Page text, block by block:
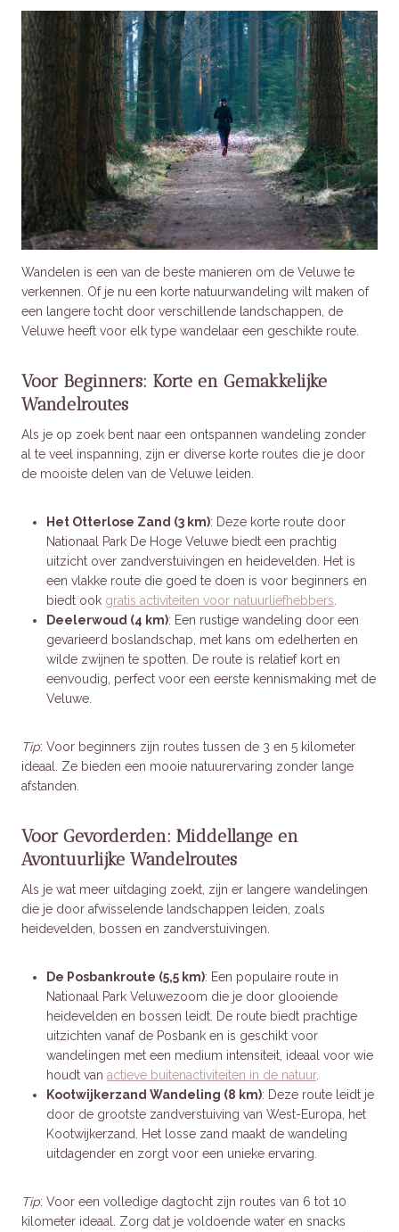
Wandelen is een van de beste manieren om de Veluwe te
verkennen. Of je nu een korte natuurwandeling wilt maken of
een langere tocht door verschillende landschappen, de
Veluwe heeft voor elk type wandelaar een geschikte route.
Voor Beginners: Korte en Gemakkelijke
Wandelroutes
Als je op zoek bent naar een ontspannen wandeling zonder
al te veel inspanning, zijn er diverse korte routes die je door
de mooiste delen van de Veluwe leiden.
Het Otterlose Zand (3 km): Deze korte route door
Nationaal Park De Hoge Veluwe biedt een prachtig
uitzicht over zandverstuivingen en heidevelden. Het is
een vlakke route die goed te doen is voor beginners en
biedt ook gratis activiteiten voor natuurliefhebbers
Deelerwoud (4 km): Een rustige wandeling door een
gevarieerd boslandschap, met kans om edelherten en
wilde zwijnen te spotten. De route is relatief kort en
eenvoudig, perfect voor een eerste kennismaking met de
Veluwe.
Tip: Voor beginners zijn routes tussen de 3 en 5 kilometer
ideaal. Ze bieden een mooie natuurervaring zonder lange
afstanden.
Voor Gevorderden: Middellange en
Avontuurlijke Wandelroutes
Als je wat meer uitdaging zoekt, zijn er langere wandelingen
die je door afwisselende landschappen leiden, zoals
heidevelden, bossen en zandverstuivingen.
De Posbankroute (5,5 km): Een populaire route in
Nationaal Park Veluwezoom die je door glooiende
heidevelden en bossen leidt. De route biedt prachtige
uitzichten vanaf de Posbank en is geschikt voor
wandelingen met een medium intensiteit, ideaal voor wie
houdt van actieve buitenactiviteiten in de natuur.
Kootwijkerzand Wandeling (8 km): Deze route leidt je
door de grootste zandverstuiving van West-Europa, het
Kootwijkerzand. Het losse zand maakt de wandeling
uitdagender en zorgt voor een unieke ervaring.
Tip: Voor een volledige dagtocht zijn routes van 6 tot 10
kilometer ideaal. Zorg dat je voldoende water en snacks